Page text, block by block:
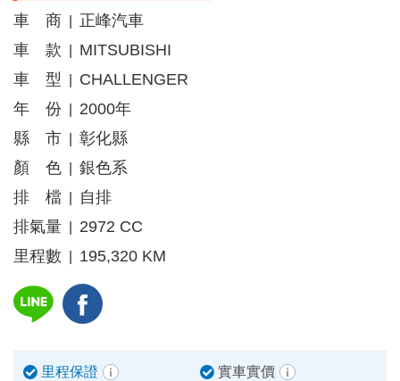
車 商
正峰汽車
車 款
MITSUBISHI
車 型
CHALLENGER
年 份
2000年
縣 市
彰化縣
顏 色
銀色系
排 檔
自排
排氣量
2972 CC
里程數
195,320 KM
里程保證
實車實價